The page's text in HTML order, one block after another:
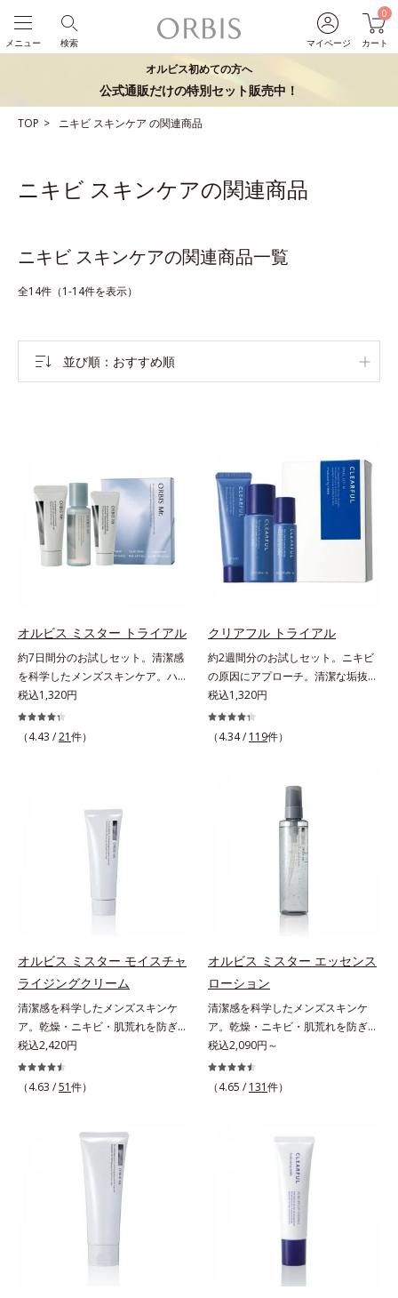
マイページ
0
カート
検索
メニュー
オルビス初めての方へ
公式通販だけの特別セット販売中！
TOP ニキビ スキンケア の関連商品
ニキビ スキンケアの関連商品
ニキビ スキンケアの関連商品一覧
全14件（1-14件を表示）
並び順 おすすめ順
オルビス ミスター トライアル
約7日間分のお試しセット。清潔感
を科学したメンズスキンケア。ハ
リ・ツヤのある、好印象な清潔透明
肌(*1)へ。オルビス ミスターは、男
性の清潔感、爽やかさ、若々しさの
(*3)。ニキビ・肌荒れ予防有効成分
と保湿成分を新たに配合。これまで
の乾燥・テカリへのケアはそのまま
に、肌荒れ・ニキビ予防など“今”の
肌悩みに応え、“未来”を見据えて好
印象の鍵となるハリ・ツヤへもアプ
ローチする進化を遂げました。うる
アイテム同士をなじみやすくする
「うるおいコネクト設計」を採用。
8アイテム分の機能を3ステップに集
約し、よりシンプルなお手入れで、
ハリ・ツヤのある好印象な清潔透明
肌(*1)へ導きます。*1 うるおいによ
る透明感のある肌*2 男性の顔画像
を用いた印象評価において、基準画
かさ印象が高く評価されたこと*3
2022年12月22日時点で、科学文献
データベースPubMed及びGoogle
scholarにより国内化粧品業界にお
いて該当文献がないことを確認（ポ
税込1,320円
（4.43 /21件）
クリアフル トライアル
約2週間分のお試しセット。ニキビ
の原因にアプローチ。清潔な垢抜け
肌(*1)へ。「ニキビをくり返してし
まう」「毛穴目立ちが気になる」
「マスク生活であごや口まわりのニ
リア機能の低下」と、肌悩み「毛穴
の目立ち」の両方にWでアプローチ
する、薬用ニキビ対策スキンケアシ
リーズです。5種の和漢植物由来成
分とコラーゲンが肌をいたわりなが
らうるおいを与え、バリア機能を維
持。ニキビができにくい肌を目指し
ます。さらにビタミンC誘導体をは
成る「ナノVCショットカプセル」
分を放出する特殊技術によって、高
い浸透力(*3)と安定性を実現。毛穴
の目立ちをしっかりケア(*4)して、
ゆらぎやすいニキビ肌を、みずみず
しい清潔な垢抜け肌(*1)へと導きま
す。たっぷりの保湿成分で低刺激。
のできやすい肌・超脂性肌～普通
肌）M＝しっとりタイプ（ニキビの
できやすい肌・普通肌～乾性肌）*1
洗浄による汚れの除去*2 テトラ2-
ヘキシルデカン酸アスコルビル、天
然ビタミンE、イノシット、フィチ
税込1,320円
（4.34 / 119件）
オルビス ミスター モイスチャ
ライジングクリーム
清潔感を科学したメンズスキンケ
ア。乾燥・ニキビ・肌荒れを防ぎハ
リ・ツヤのある、好印象な清潔透明
肌(*1)へ。オルビスミスターは、男
性の清潔感、爽やかさ、若々しさの
であること(*2)を業界で初めて発見
(*3)。ニキビ・肌荒れ予防有効成分
と保湿成分を新たに配合。これまで
の乾燥・テカリへのケアはそのまま
ローチする進化を遂げました。うる
税込2,420円
（4.63 /51件）
オルビス ミスター エッセンス
ローション
清潔感を科学したメンズスキンケ
ア。乾燥・ニキビ・肌荒れを防ぎハ
リ・ツヤのある、好印象な清潔透明
肌(*1)へ。オルビス ミスターは、男
性の清潔感、爽やかさ、若々しさの
であること(*2)を業界で初めて発見
(*3)。ニキビ・肌荒れ予防有効成分
と保湿成分を新たに配合。これまで
の乾燥・テカリへのケアはそのまま
に、肌荒れ・ニキビ予防など“今”の
ローチする進化を遂げました。うる
おいを逃しやすい男性肌に着目し、
税込2,090円～
（4.65 / 131件）